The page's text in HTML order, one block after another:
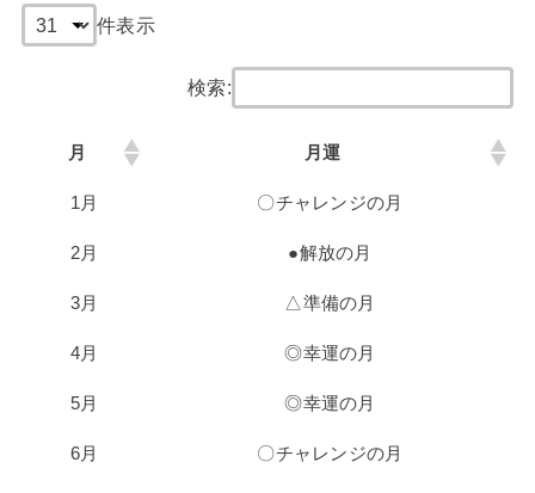
件表示
検索:
月 月運
1月 〇チャレンジの月
2月 ●解放の月
3月 △準備の月
4月 ◎幸運の月
5月 ◎幸運の月
6月 〇チャレンジの月